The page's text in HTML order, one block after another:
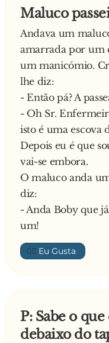
Esquecido o
- Ahh é verdade!
Maluco
Andava um
amarrada por um
um manicómio.
lhe diz:
- Então pá? A
- Oh Sr.
isto é uma escova
Depois eu é que
vai-se embora.
O maluco anda
diz:
- Anda Boby que
um!
👍🏼
P: Sabe o
debaixo do